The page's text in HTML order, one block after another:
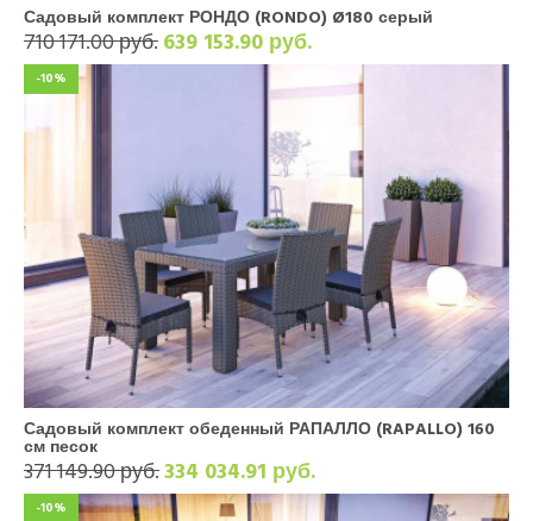
Садовый комплект РОНДО (RONDO) Ø180 серый
710 171.00 руб.639 153.90 руб.
-10%
Садовый комплект обеденный РАПАЛЛО (RAPALLO) 160
см песок
371 149.90 руб.334 034.91 руб.
-10%